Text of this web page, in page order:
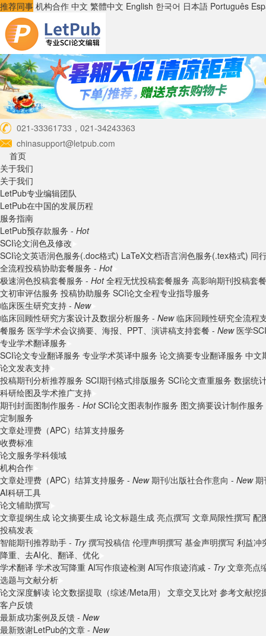
推荐同事 机构合作 中文 繁體中文 English 한국어 日本語 Português
021-33361733，021-34243363
chinasupport@letpub.com
首页
关于我们
关于我们
LetPub专业编辑团队
LetPub在中国的发展历程
服务指南
LetPub预存款服务 - Hot
SCI论文润色及修改
SCI论文英语润色服务(.doc格式) LaTeX文档语言润色服务(.tex格式) 同
全流程投稿协助套餐服务 - Hot
极速润色投稿套餐服务 - Hot 全程无忧投稿套餐服务 高影响期刊投稿套
文初审评估服务 投稿协助服务 SCI论文全程专业指导服务
临床医生研究支持 - New
临床回顾性研究方案设计及数据分析服务 - New 临床回顾性研究全流程
餐服务 医学学术会议摘要、海报、PPT、演讲稿支持套餐 - New 医学
专业学术翻译服务
SCI论文专业翻译服务 专业学术英译中服务 论文摘要专业翻译服务 中文
论文发表支持
投稿期刊分析推荐服务 SCI期刊格式排版服务 SCI论文查重服务 数据统
科研绘图及学术推广支持
期刊封面图制作服务 - Hot SCI论文图表制作服务 图文摘要设计制作服务
定制服务
文章处理费（APC）结算支持服务
收费标准
论文服务学科领域
机构合作
文章处理费（APC）结算支持服务 - New 期刊/出版社合作意向 - New
AI科研工具
论文辅助撰写
文章提纲生成 论文摘要生成 论文标题生成 亮点撰写 文章局限性撰写 配
投稿发表
智能期刊推荐助手 - Try 撰写投稿信 伦理声明撰写 基金声明撰写 利益冲
降重、去AI化、翻译、优化
学术翻译 学术改写降重 AI写作痕迹检测 AI写作痕迹消减 - Try 文章亮点
选题与文献分析
论文深度解读 论文数据提取（综述/Meta用） 文章交叉比对 参考文献挖
客户反馈
最新成功案例及反馈 - New
最新致谢LetPub的文章 - New